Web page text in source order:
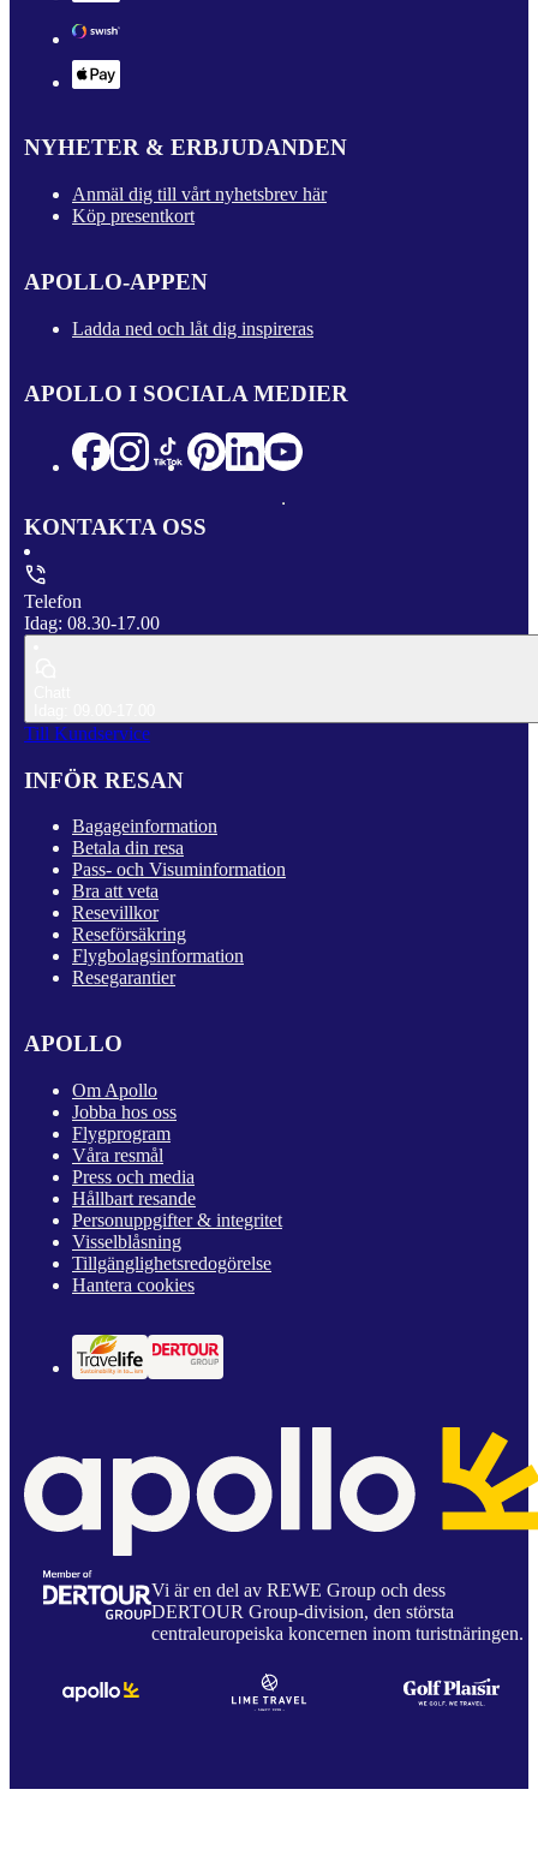
NYHETER & ERBJUDANDEN
Anmäl dig till vårt nyhetsbrev här
Köp presentkort
APOLLO-APPEN
Ladda ned och låt dig inspireras
APOLLO I SOCIALA MEDIER
KONTAKTA OSS
Telefon
Idag: 08.30-17.00
Till Kundservice
INFÖR RESAN
Bagageinformation
Betala din resa
Pass- och Visuminformation
Bra att veta
Resevillkor
Reseförsäkring
Flygbolagsinformation
Resegarantier
APOLLO
Om Apollo
Jobba hos oss
Flygprogram
Våra resmål
Press och media
Hållbart resande
Personuppgifter & integritet
Visselblåsning
Tillgänglighetsredogörelse
Hantera cookies
Vi är en del av REWE Group och dess
DERTOUR Group-division, den största
centraleuropeiska koncernen inom turistnäringen.